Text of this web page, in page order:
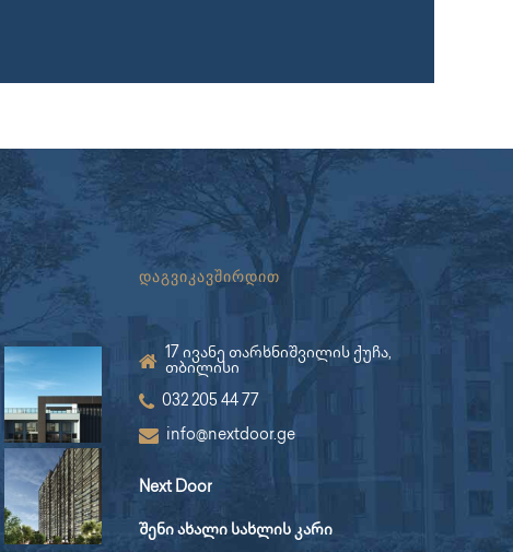
დაგვიკავშირდით
17 ივანე თარხნიშვილის ქუჩა,
თბილისი
032 205 44 77
info@nextdoor.ge
Next Door
შენი ახალი სახლის კარი